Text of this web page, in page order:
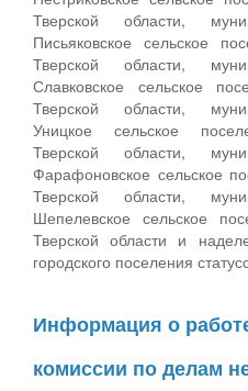
Тверской области,
Письяковское сельское
Тверской области,
Славковское сельское
Тверской области,
Уницкое сельское
Тверской области,
Фарафоновское сельское
Тверской области,
Шепелевское сельское
Тверской области и
городского поселения
Информация о
комиссии по делам